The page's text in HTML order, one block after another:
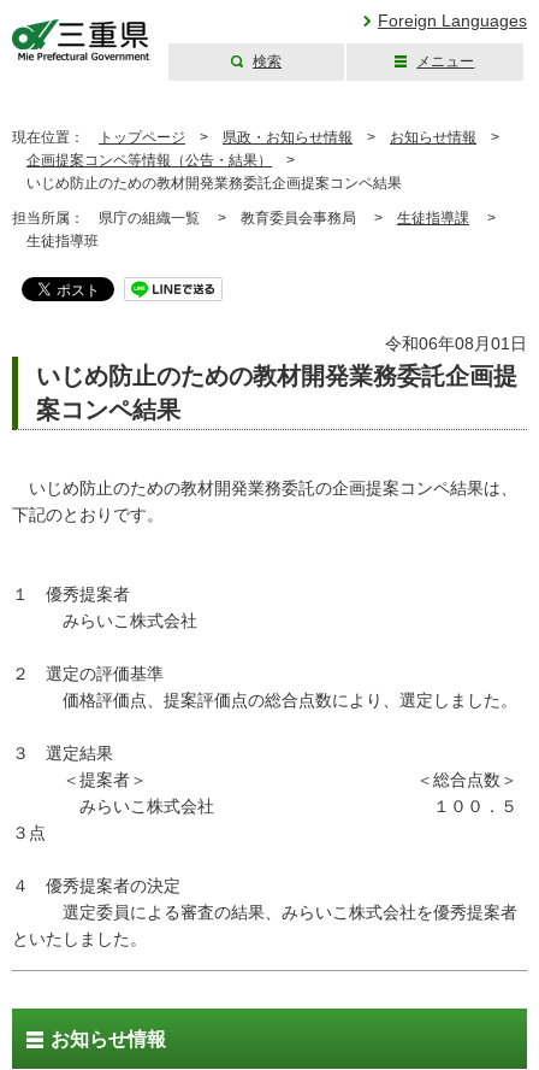
Foreign Languages
検索 メニュー
現在位置： トップページ > 県政・お知らせ情報 > お知らせ情報 >
企画提案コンペ等情報（公告・結果）
>
いじめ防止のための教材開発業務委託企画提案コンペ結果
担当所属： 県庁の組織一覧 > 教育委員会事務局 > 生徒指導課 >
生徒指導班
令和06年08月01日
いじめ防止のための教材開発業務委託企画提
案コンペ結果
いじめ防止のための教材開発業務委託の企画提案コンペ結果は、
下記のとおりです。
１ 優秀提案者
みらいこ株式会社
２ 選定の評価基準
価格評価点、提案評価点の総合点数により、選定しました。
３ 選定結果
＜提案者＞ ＜総合点数＞
みらいこ株式会社 １００．５
３点
４ 優秀提案者の決定
選定委員による審査の結果、みらいこ株式会社を優秀提案者
といたしました。
お知らせ情報